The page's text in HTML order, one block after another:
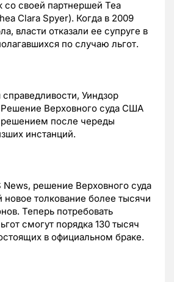
со своей партнершей Теа
Clara Spyer). Когда в 2009
власти отказали ее супруге в
по случаю льгот.
Уиндзор
Решение Верховного суда США
после череды
инстанций.
News, решение Верховного суда
новое толкование более тысячи
Теперь потребовать
смогут порядка 130 тысяч
в официальном браке.